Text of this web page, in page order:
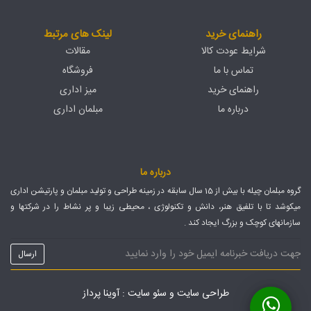
لینک های مرتبط
مقالات
فروشگاه
میز اداری
مبلمان اداری
راهنمای خرید
شرایط عودت کالا
تماس با ما
راهنمای خرید
درباره ما
درباره ما
گروه مبلمان چیله با بیش از 15 سال سابقه در زمینه طراحی و تولید مبلمان و پارتیشن اداری
میکوشد تا با تلفیق هنر، دانش و تکنولوژی ، محیطی زیبا و پر نشاط را در شرکتها و
سازمانهای کوچک و بزرگ ایجاد کند .
طراحی سایت و سئو سایت : آوینا پرداز